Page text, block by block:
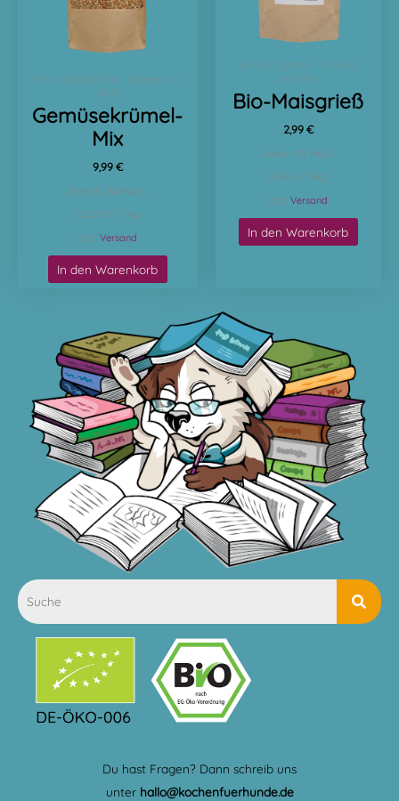
Gemüse und Obst - Krümel und
Brei
Gemüsekrümel-
Mix
9,99 €
Enthält 7% MwSt.
(22,20 € / 1 kg)
zzgl.Versand
In den Warenkorb
Kohlenhydrate - Flocken
und Brei
Bio-Maisgrieß
2,99 €
Enthält 7% MwSt.
(5,98 € / 1 kg)
zzgl.Versand
In den Warenkorb
Du hast Fragen? Dann schreib uns
unterhallo@kochenfuerhunde.de